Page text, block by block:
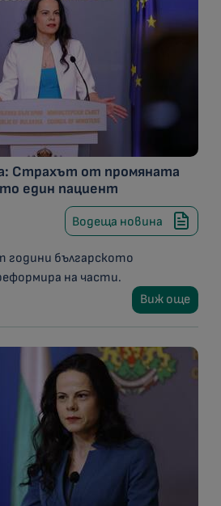
Страхът от промяната
един пациент
Водеща новина
години българското
на части.
Виж още